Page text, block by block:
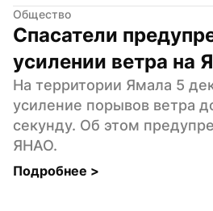
Общество
Спасатели
усилении ветра на
На территории Ямала 5
усиление порывов ветра
секунду. Об этом
ЯНАО.
Подробнее >